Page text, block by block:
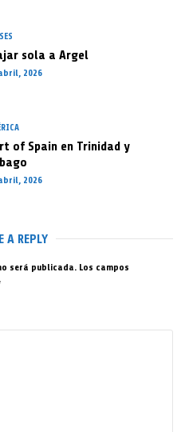
sola a Argel
2026
of Spain en Trinidad y
2026
A REPLY
será publicada. Los campos